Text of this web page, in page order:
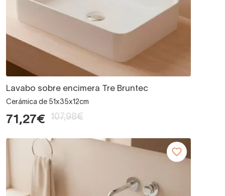
Lavabo sobre encimera Tre Bruntec
Cerámica de 51x35x12cm
71,27€ 107,98€